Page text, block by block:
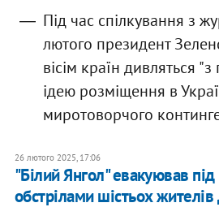
Під час спілкування з
лютого президент
вісім країн дивляться
ідею розміщення в
миротоворчого
26 лютого 2025, 17:06
"Білий Янгол" евакуював
обстрілами шістьох